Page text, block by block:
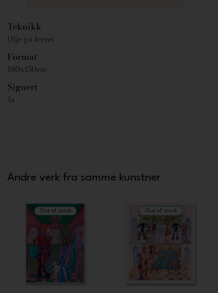
Teknikk
Olje på lerret
Format
180x150cm
Signert
Ja
Andre verk fra samme kunstner
Out of stock Out of stock